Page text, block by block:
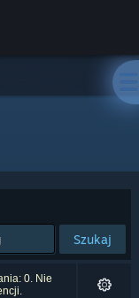
Szukaj
0. Nie